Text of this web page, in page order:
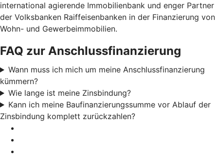
international agierende Immobilienbank und enger Partner
der Volksbanken Raiffeisenbanken in der Finanzierung von
Wohn- und Gewerbeimmobilien.
FAQ zur Anschlussfinanzierung
Wann muss ich mich um meine Anschlussfinanzierung
kümmern?
Wie lange ist meine Zinsbindung?
Kann ich meine Baufinanzierungssumme vor Ablauf der
Zinsbindung komplett zurückzahlen?